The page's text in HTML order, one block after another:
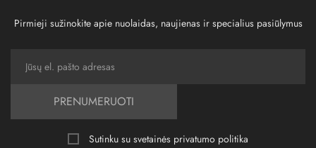
Pirmieji sužinokite apie nuolaidas, naujienas ir specialius pasiūlymus
PRENUMERUOTI
Sutinku su svetainės privatumo politika